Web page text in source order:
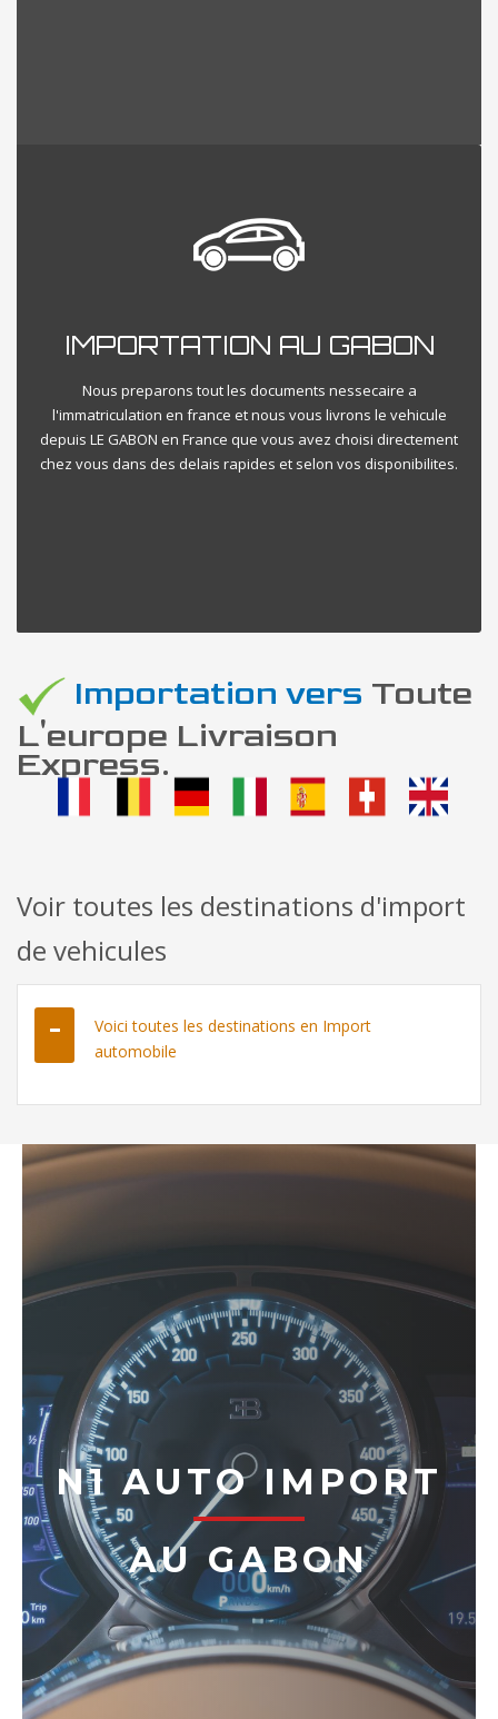
IMPORTATION AU GABON
Nous preparons tout les documents nessecaire a
l'immatriculation en france et nous vous livrons le vehicule
depuis LE GABON en France que vous avez choisi directement
chez vous dans des delais rapides et selon vos disponibilites.
Importation vers Toute
L'europe Livraison
Express.
Voir toutes les destinations d'import
de vehicules
Voici toutes les destinations en Import
automobile
N1 AUTO IMPORT
AU GABON